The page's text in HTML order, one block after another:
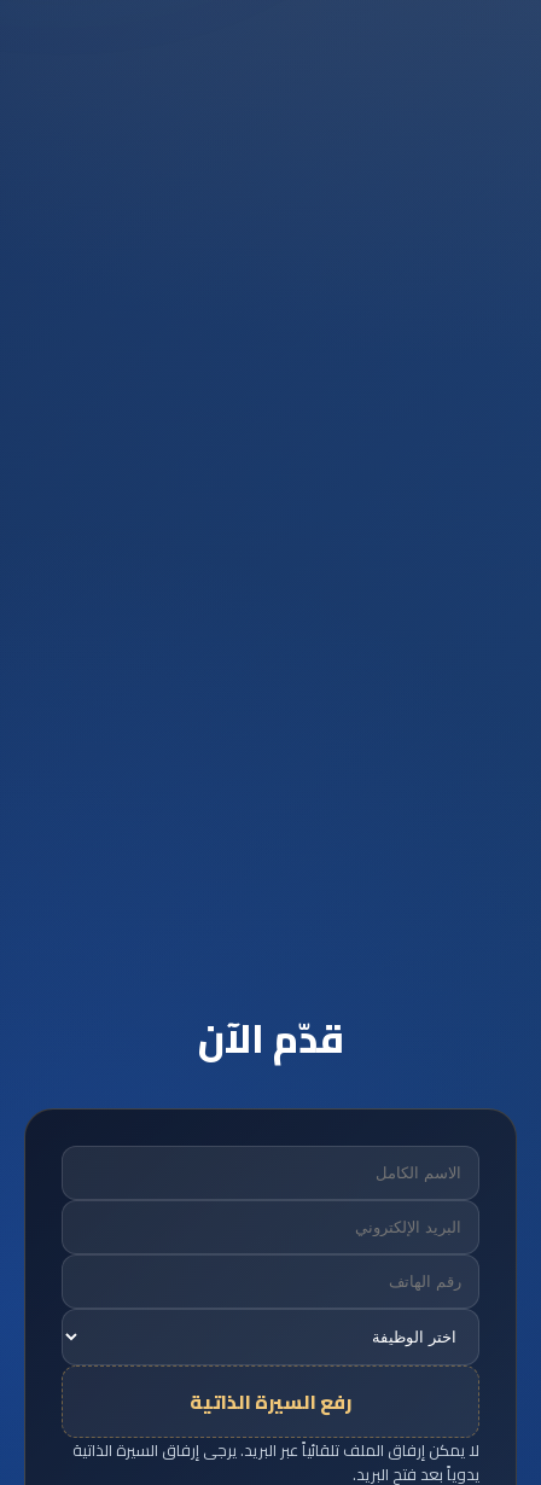
قدّم الآن
رفع السيرة الذاتية
لا يمكن إرفاق الملف تلقائياً عبر البريد. يرجى إرفاق السيرة الذاتية
يدوياً بعد فتح البريد.